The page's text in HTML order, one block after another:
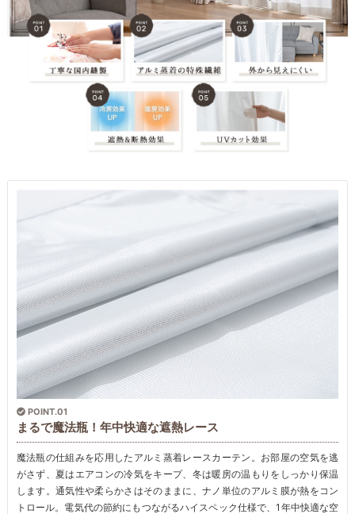
POINT.01
まるで魔法瓶！年中快適な遮熱レース
魔法瓶の仕組みを応用したアルミ蒸着レースカーテン。お部屋の空気を逃
がさず、夏はエアコンの冷気をキープ、冬は暖房の温もりをしっかり保温
します。通気性や柔らかさはそのままに、ナノ単位のアルミ膜が熱をコン
トロール。電気代の節約にもつながるハイスペック仕様で、1年中快適な空